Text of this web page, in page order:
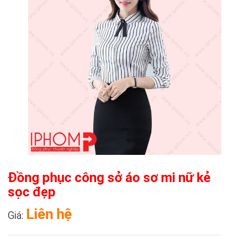
Đồng phục công sở áo sơ mi nữ kẻ
sọc đẹp
Giá: Liên hệ